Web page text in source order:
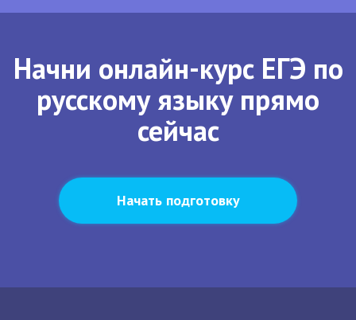
Начни онлайн-курс ЕГЭ по
русскому языку прямо
сейчас
Начать подготовку